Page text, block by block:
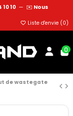
10 10 — ✉️ Nous
Liste d'envie (0)
0
de wastegate